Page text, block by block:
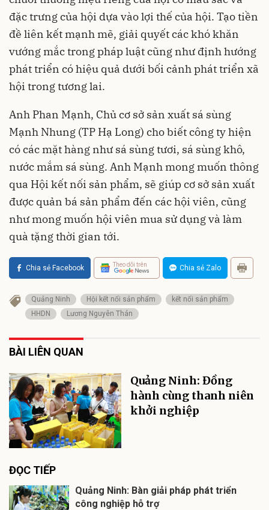
đặc trưng của hội dựa vào lợi thế của hội. Tạo tiền
đề liên kết mạnh mẽ, giải quyết các khó khăn
vướng mắc trong pháp luật cũng như định hướng
phát triển có hiệu quả dưới bối cảnh phát triển xã
hội trong tương lai.
Anh Phan Mạnh, Chủ cơ sở sản xuất sá sùng
Mạnh Nhung (TP Hạ Long) cho biết công ty hiện
có các mặt hàng như sá sùng tươi, sá sùng khô,
nước mắm sá sùng. Anh Mạnh mong muốn thông
qua Hội kết nối sản phẩm, sẽ giúp cơ sở sản xuất
được quản bá sản phẩm đến các hội viên, cũng
như mong muốn hội viên mua sử dụng và làm
quà tặng thời gian tới.
Chia sẻ Facebook Theo dõi trên Chia sẻ Zalo
Quảng Ninh Hội kết nối sản phẩm
kết nối sản phẩm
HHDN
Lương Nguyên Thán
BÀI LIÊN QUAN
Quảng Ninh: Đồng
hành cùng thanh niên
khởi nghiệp
ĐỌC TIẾP
Quảng Ninh: Bàn giải pháp phát triển
công nghiệp hỗ trợ